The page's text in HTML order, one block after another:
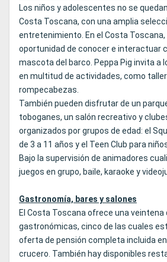
Los niños y adolescentes no se
Costa Toscana, con una amplia
entretenimiento. En el Costa
oportunidad de conocer e interactuar
mascota del barco. Peppa Pig invita a
en multitud de actividades, como
rompecabezas.
También pueden disfrutar de un
toboganes, un salón recreativo y
organizados por grupos de edad: el
de 3 a 11 años y el Teen Club para
Bajo la supervisión de animadores
juegos en grupo, baile, karaoke y
Gastronomía, bares y salones
El Costa Toscana ofrece una veintena
gastronómicas, cinco de las cuales
oferta de pensión completa incluida en
crucero. También hay disponibles